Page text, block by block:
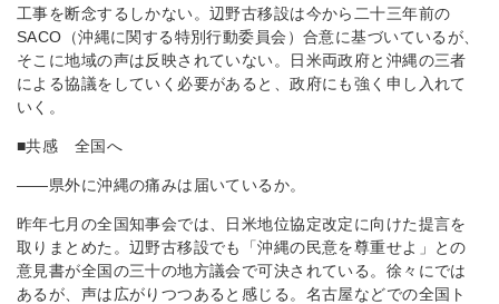
工事を断念するしかない。辺野古移設は今から二十三年前の
SACO（沖縄に関する特別行動委員会）合意に基づいているが、
そこに地域の声は反映されていない。日米両政府と沖縄の三者
による協議をしていく必要があると、政府にも強く申し入れて
いく。
■共感 全国へ
――県外に沖縄の痛みは届いているか。
昨年七月の全国知事会では、日米地位協定改定に向けた提言を
取りまとめた。辺野古移設でも「沖縄の民意を尊重せよ」との
意見書が全国の三十の地方議会で可決されている。徐々にでは
あるが、声は広がりつつあると感じる。名古屋などでの全国ト